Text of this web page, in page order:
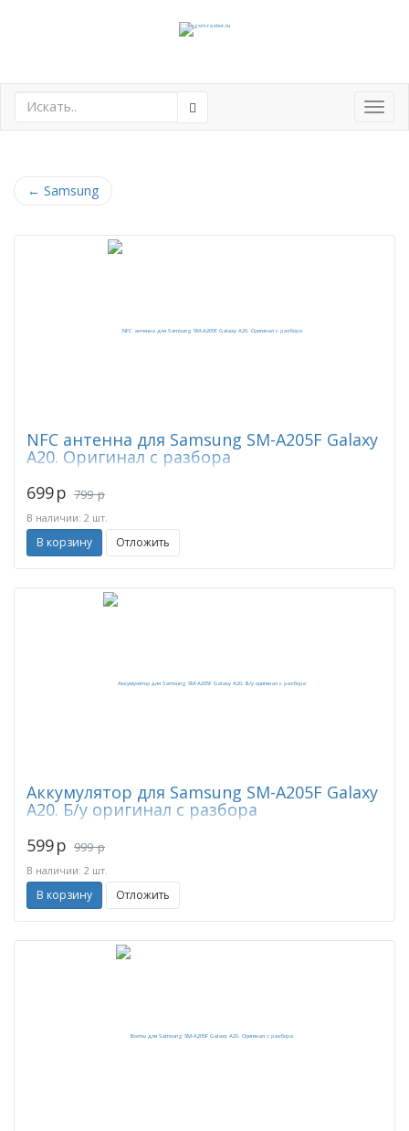
← Samsung
NFC антенна для Samsung SM-A205F Galaxy
A20. Оригинал с разбора
699p 799 p
В наличии: 2 шт.
В корзину Отложить
Аккумулятор для Samsung SM-A205F Galaxy
A20. Б/у оригинал с разбора
599p 999 p
В наличии: 2 шт.
В корзину Отложить